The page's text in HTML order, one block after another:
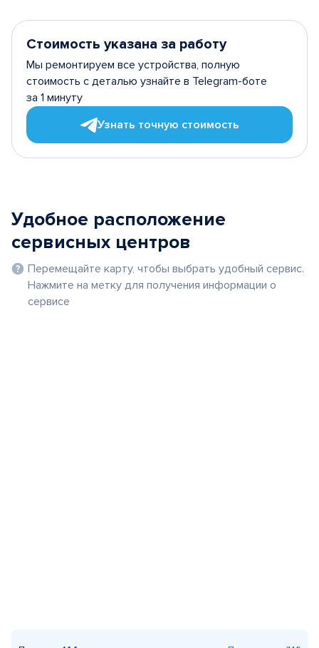
Стоимость указана за работу
Мы ремонтируем все устройства, полную
стоимость с деталью узнайте в Telegram-боте
за 1 минуту
Узнать точную стоимость
Удобное расположение
сервисных центров
Перемещайте карту, чтобы выбрать удобный сервис.
Нажмите на метку для получения информации о
сервисе